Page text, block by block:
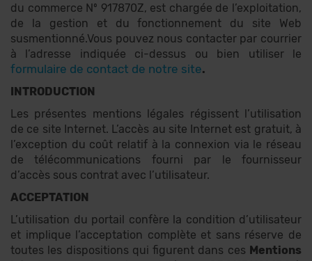
du commerce Nº 917870Z, est chargée de l’exploitation,
de la gestion et du fonctionnement du site Web
susmentionné.Vous pouvez nous contacter par courrier
à l’adresse indiquée ci-dessus ou bien utiliser le
formulaire de contact de notre site.
INTRODUCTION
Les présentes mentions légales régissent l’utilisation
de ce site Internet. L’accès au site Internet est gratuit, à
l’exception du coût relatif à la connexion via le réseau
de télécommunications fourni par le fournisseur
d’accès sous contrat avec l’utilisateur.
ACCEPTATION
L’utilisation du portail confère la condition d’utilisateur
et implique l’acceptation complète et sans réserve de
toutes les dispositions qui figurent dans ces Mentions